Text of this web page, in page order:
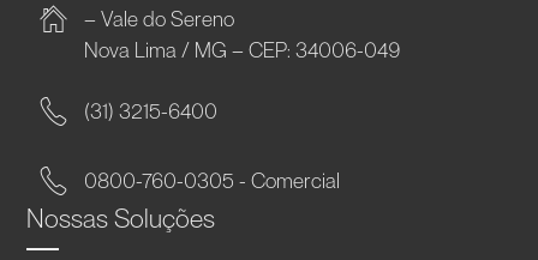
– Vale do Sereno
Nova Lima / MG – CEP: 34006-049
(31) 3215-6400
0800-760-0305 - Comercial
Nossas Soluções